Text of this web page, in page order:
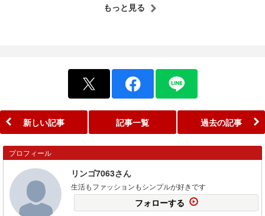
もっと見る
新しい記事 記事一覧 過去の記事
プロフィール
リンゴ7063さん
生活もファッションもシンプルが好きです
フォローする